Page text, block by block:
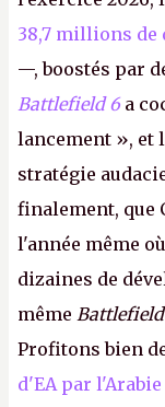
38,7 millions de
—, boostés par
Battlefield 6 a
lancement », et
stratégie
finalement, que
l'année même
dizaines de
même
Profitons bien
d'EA par